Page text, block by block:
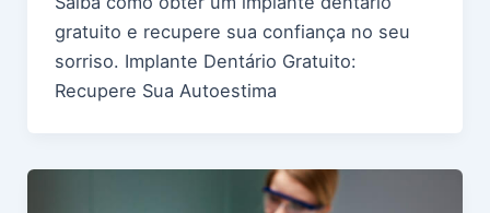
gratuito e recupere sua confiança no seu
sorriso. Implante Dentário Gratuito:
Recupere Sua Autoestima